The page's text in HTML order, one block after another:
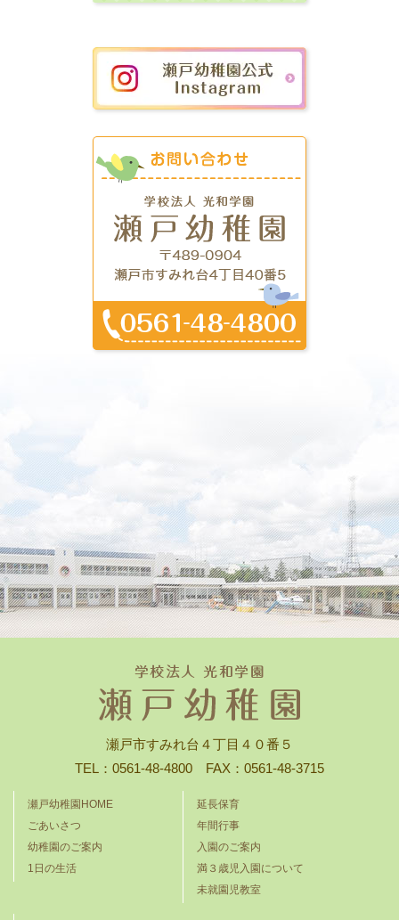
瀬戸市すみれ台４丁目４０番５
TEL：0561-48-4800 FAX：0561-48-3715
瀬戸幼稚園HOME
ごあいさつ
幼稚園のご案内
1日の生活
延長保育
年間行事
入園のご案内
満３歳児入園について
未就園児教室